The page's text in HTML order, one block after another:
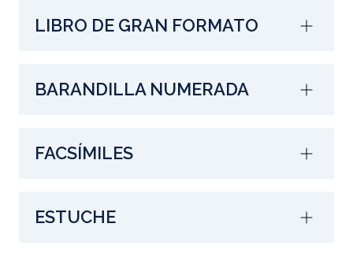
LIBRO DE GRAN FORMATO
BARANDILLA NUMERADA
FACSÍMILES
ESTUCHE